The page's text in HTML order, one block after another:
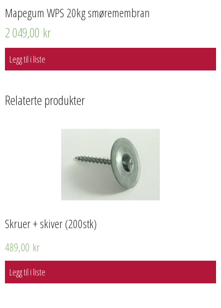
Mapegum WPS 20kg smøremembran
2 049,00 kr
Legg til i liste
Relaterte produkter
Skruer + skiver (200stk)
489,00 kr
Legg til i liste